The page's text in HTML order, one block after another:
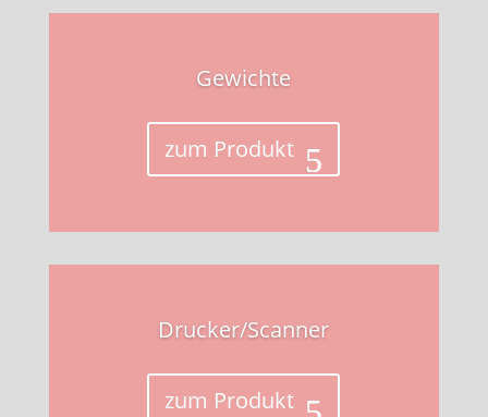
Gewichte
zum Produkt
Drucker/Scanner
zum Produkt